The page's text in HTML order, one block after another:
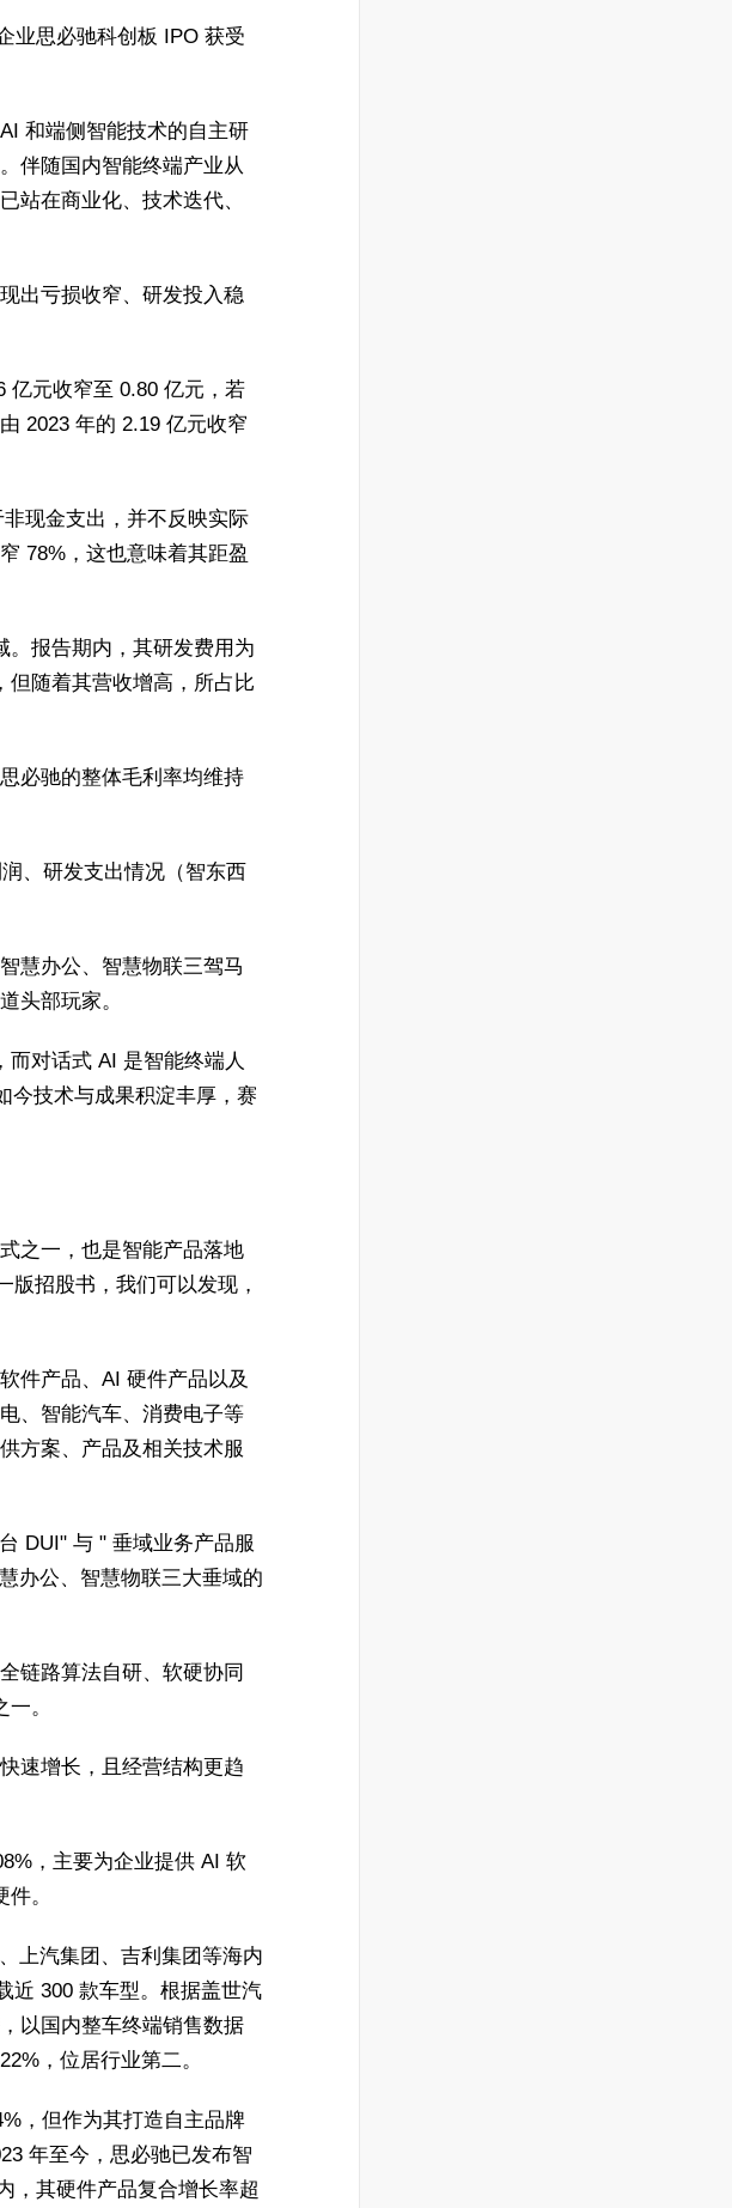
业思必驰科创板 IPO 获受
和端侧智能技术的自主研
伴随国内智能终端产业从
站在商业化、技术迭代、
出亏损收窄、研发投入稳
亿元收窄至 0.80 亿元，若
2023 年的 2.19 亿元收窄
现金支出，并不反映实际
78%，这也意味着其距盈
。报告期内，其研发费用为
但随着其营收增高，所占比
必驰的整体毛利率均维持
、研发支出情况（智东西
慧办公、智慧物联三驾马
头部玩家。
对话式 AI 是智能终端人
今技术与成果积淀丰厚，赛
之一，也是智能产品落地
版招股书，我们可以发现，
件产品、AI 硬件产品以及
、智能汽车、消费电子等
方案、产品及相关技术服
DUI" 与 " 垂域业务产品服
办公、智慧物联三大垂域的
链路算法自研、软硬协同
。
速增长，且经营结构更趋
，主要为企业提供 AI 软
。
上汽集团、吉利集团等海内
近 300 款车型。根据盖世汽
以国内整车终端销售数据
，位居行业第二。
，但作为其打造自主品牌
年至今，思必驰已发布智
，其硬件产品复合增长率超